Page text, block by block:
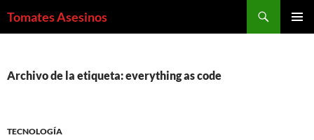
Tomates Asesinos
Archivo de la etiqueta: everything as code
TECNOLOGÍA